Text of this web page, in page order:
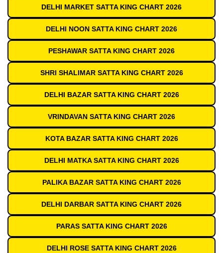
DELHI MARKET SATTA KING CHART 2026
DELHI NOON SATTA KING CHART 2026
PESHAWAR SATTA KING CHART 2026
SHRI SHALIMAR SATTA KING CHART 2026
DELHI BAZAR SATTA KING CHART 2026
VRINDAVAN SATTA KING CHART 2026
KOTA BAZAR SATTA KING CHART 2026
DELHI MATKA SATTA KING CHART 2026
PALIKA BAZAR SATTA KING CHART 2026
DELHI DARBAR SATTA KING CHART 2026
PARAS SATTA KING CHART 2026
DELHI ROSE SATTA KING CHART 2026